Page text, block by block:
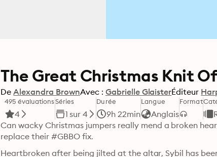
The Great Christmas Knit
De Alexandra BrownAvec : Gabrielle GlaisterÉditeur
495 évaluations
4
Séries
1 sur 4
Durée
9h 22min
Langue
Anglais
Format
Can wacky Christmas jumpers really mend a broken
replace their #GBBO fix.
Heartbroken after being jilted at the altar, Sybil has